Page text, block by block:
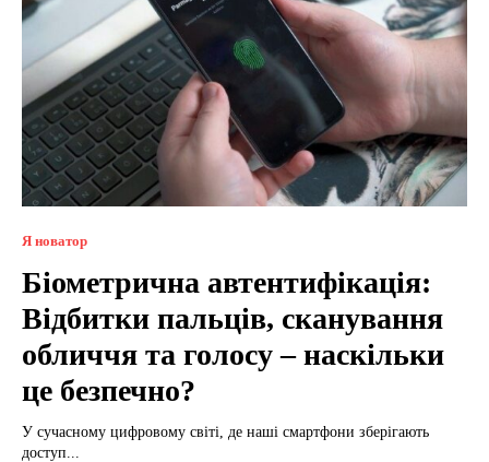
Я новатор
Біометрична автентифікація:
Відбитки пальців, сканування
обличчя та голосу – наскільки
це безпечно?
У сучасному цифровому світі, де наші смартфони зберігають
доступ...